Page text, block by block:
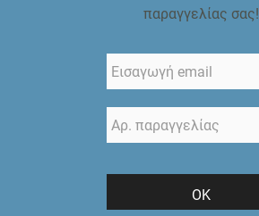
παραγγελίας σας!
ΟΚ